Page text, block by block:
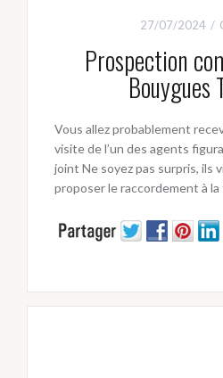
27/07/2024
Prospection
Bouygues
Vous allez probablement
visite de l’un des agents
joint Ne soyez pas surpris, ils
proposer le raccordement à la